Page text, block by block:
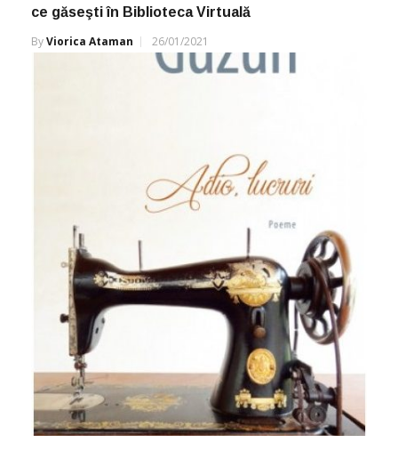
ce găseşti în Biblioteca Virtuală
ByViorica Ataman 26/01/2021